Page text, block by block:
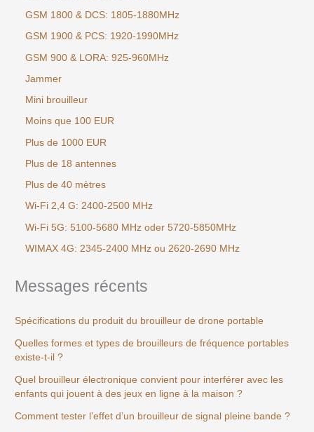
GSM 1800 & DCS: 1805-1880MHz
GSM 1900 & PCS: 1920-1990MHz
GSM 900 & LORA: 925-960MHz
Jammer
Mini brouilleur
Moins que 100 EUR
Plus de 1000 EUR
Plus de 18 antennes
Plus de 40 mètres
Wi-Fi 2,4 G: 2400-2500 MHz
Wi-Fi 5G: 5100-5680 MHz oder 5720-5850MHz
WIMAX 4G: 2345-2400 MHz ou 2620-2690 MHz
Messages récents
Spécifications du produit du brouilleur de drone portable
Quelles formes et types de brouilleurs de fréquence portables
existe-t-il ?
Quel brouilleur électronique convient pour interférer avec les
enfants qui jouent à des jeux en ligne à la maison ?
Comment tester l’effet d’un brouilleur de signal pleine bande ?